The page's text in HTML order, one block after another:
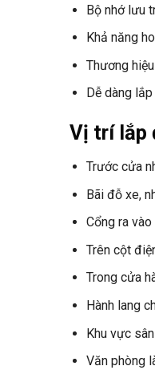
Bộ nhớ lưu
Khả năng
Thương
Dễ dàng
Vị trí lắp
Trước cửa
Bãi đỗ xe,
Cổng ra
Trên cột
Trong cửa
Hành lang
Khu vực
Văn phòng